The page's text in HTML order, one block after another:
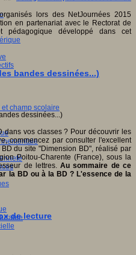
champ scolaire
lors des NetJournées 2015
en partenariat avec le Rectorat de
pédagogique développé dans cet
bandes dessinées...)
dans vos classes ? Pour découvrir les
commencez par consulter l'excellent
du site "Dimension BD", réalisé par
Poitou-Charente (France), sous la
de lettres.Au sommaire de ce
la BD ou à la BD ? L'essence de la
de lecture